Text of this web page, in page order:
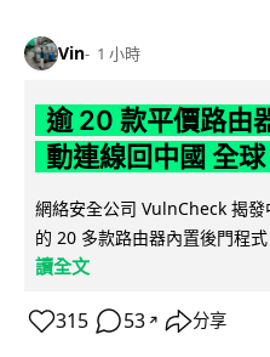
Vin 1 小時
逾 20 款平價路由
動連線回中國 全
網絡安全公司 VulnCheck 揭
的 20 多款路由器內置後門程
讀全文
315 53 ↗ 分享